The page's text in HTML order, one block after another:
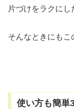
片づけをラクにし
そんなときにもこ
使い方も簡単